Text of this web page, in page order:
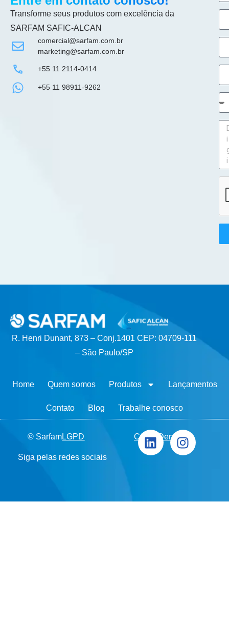
Transforme seus produtos com excelência da
SARFAM SAFIC-ALCAN
comercial@sarfam.com.br
marketing@sarfam.com.br
+55 11 2114-0414
+55 11 98911-9262
© SarfamLGPD Canal Denúncia
Siga pelas redes sociais
R. Henri Dunant, 873 – Conj.1401 CEP: 04709-111
– São Paulo/SP
Home Quem somos Produtos Lançamentos
Contato Blog Trabalhe conosco